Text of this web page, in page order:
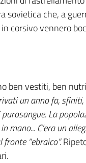
sovietica che, a
corsivo vennero
ben vestiti, ben
un anno fa,
La
mano... C’era un
“ebraico”.